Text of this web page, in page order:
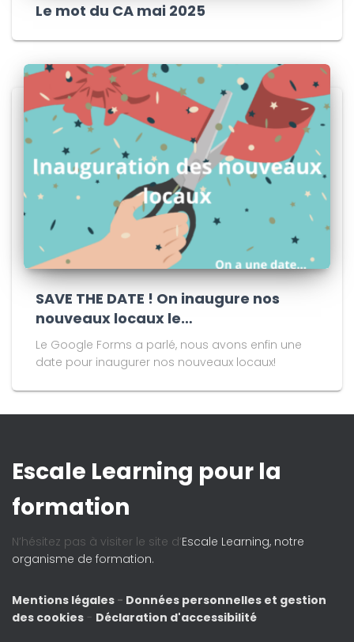
Le mot du CA mai 2025
SAVE THE DATE ! On inaugure nos
nouveaux locaux le…
Le Google Forms a parlé, nous avons enfin une
date pour inaugurer nos nouveaux locaux!
Escale Learning pour la
formation
N’hésitez pas à visiter le site d’Escale Learning, notre
organisme de formation.
Mentions légales - Données personnelles et gestion
des cookies - Déclaration d'accessibilité